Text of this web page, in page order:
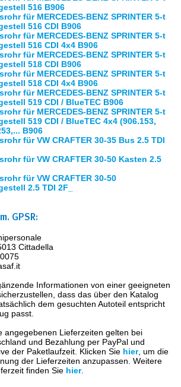
516 B906
für MERCEDES-BENZ SPRINTER 5-t
516 CDI B906
für MERCEDES-BENZ SPRINTER 5-t
516 CDI 4x4 B906
für MERCEDES-BENZ SPRINTER 5-t
518 CDI B906
für MERCEDES-BENZ SPRINTER 5-t
518 CDI 4x4 B906
für MERCEDES-BENZ SPRINTER 5-t
519 CDI / BlueTEC B906
für MERCEDES-BENZ SPRINTER 5-t
519 CDI / BlueTEC 4x4 (906.153,
B906
für VW CRAFTER 30-35 Bus 2.5 TDI
für VW CRAFTER 30-50 Kasten 2.5
für VW CRAFTER 30-50
2.5 TDI 2F_
GPSR:
Cittadella
Informationen von einer geeigneten
dass das über den Katalog
dem gesuchten Autoteil entspricht
passt.
angegebenen Lieferzeiten gelten bei
und Bezahlung per PayPal und
der Paketlaufzeit. Klicken Sie hier, um die
der Lieferzeiten anzupassen. Weitere
finden Sie hier.